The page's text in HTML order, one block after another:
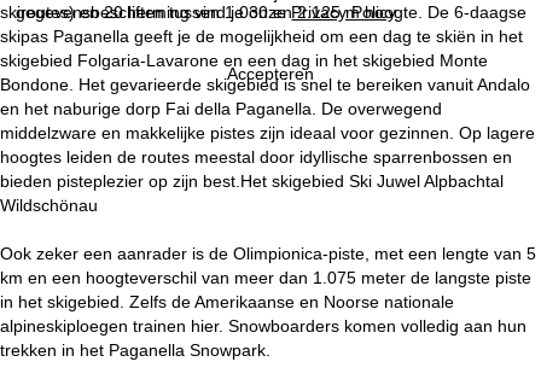
gegevensbescherming vind je onzePrivacy Policy.
Accepteren
skiroutes) en 20 liften tussen 1.030 en 2.125 m hoogte. De 6-daagse
skipas Paganella geeft je de mogelijkheid om een dag te skiën in het
skigebied Folgaria-Lavarone en een dag in het skigebied Monte
Bondone. Het gevarieerde skigebied is snel te bereiken vanuit Andalo
en het naburige dorp Fai della Paganella. De overwegend
middelzware en makkelijke pistes zijn ideaal voor gezinnen. Op lagere
hoogtes leiden de routes meestal door idyllische sparrenbossen en
bieden pisteplezier op zijn best.Het skigebied Ski Juwel Alpbachtal
Wildschönau
Ook zeker een aanrader is de Olimpionica-piste, met een lengte van 5
km en een hoogteverschil van meer dan 1.075 meter de langste piste
in het skigebied. Zelfs de Amerikaanse en Noorse nationale
alpineskiploegen trainen hier. Snowboarders komen volledig aan hun
trekken in het Paganella Snowpark.